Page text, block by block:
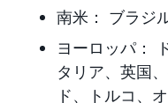
南米：
ブラジ
ヨーロッパ：
タリア、英国
ド、トルコ、